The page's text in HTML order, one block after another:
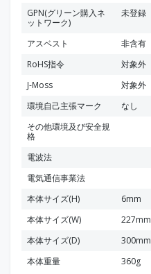
GPN(グリーン購入ネ
ットワーク)
未登録
アスベスト
非含有
RoHS指令
対象外
J-Moss
対象外
環境自己主張マーク
なし
その他環境及び安全規
格
電波法
電気通信事業法
本体サイズ(H)
6mm
本体サイズ(W)
227mm
本体サイズ(D)
300mm
本体重量
360g